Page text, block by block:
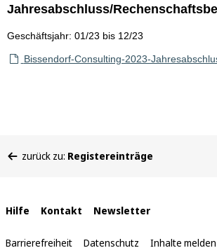
Jahresabschluss/
Geschäftsjahr: 01/23 bis 12/23
Bissendorf-Consulting-2023-
befinden
zurück zu: Registereinträge
Interne
Links
Hilfe Kontakt Newsletter
Barrierefreiheit Datenschutz Inhalte melden